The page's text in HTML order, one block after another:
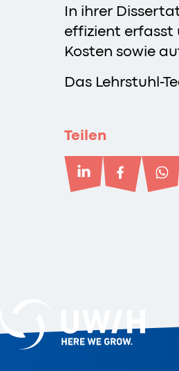
In ihrer
effizient erfasst
Kosten sowie
Das Lehrstuhl-
Teilen